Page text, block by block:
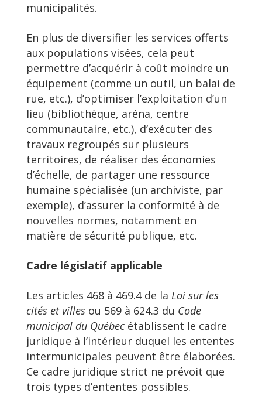
municipalités.
En plus de diversifier les services offerts
aux populations visées, cela peut
permettre d’acquérir à coût moindre un
équipement (comme un outil, un balai de
rue, etc.), d’optimiser l’exploitation d’un
lieu (bibliothèque, aréna, centre
communautaire, etc.), d’exécuter des
travaux regroupés sur plusieurs
territoires, de réaliser des économies
d’échelle, de partager une ressource
humaine spécialisée (un archiviste, par
exemple), d’assurer la conformité à de
nouvelles normes, notamment en
matière de sécurité publique, etc.
Cadre législatif applicable
Les articles 468 à 469.4 de la Loi sur les
cités et villes ou 569 à 624.3 du Code
municipal du Québecétablissent le cadre
juridique à l’intérieur duquel les ententes
intermunicipales peuvent être élaborées.
Ce cadre juridique strict ne prévoit que
trois types d’ententes possibles.